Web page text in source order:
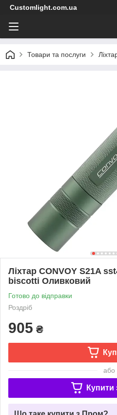
Customlight.com.ua
Товари та послуги
Ліхтар CONVOY S21A
biscotti Оливковий
Готово до відправки
Роздріб
905 ₴
або
Купити